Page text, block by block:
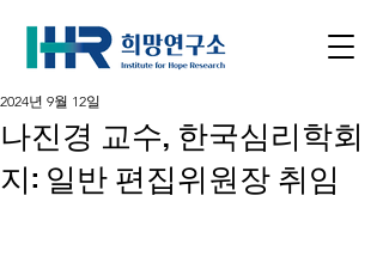
나진경 교수, 한국심리학회
지: 일반 편집위원장 취임
2024년 9월 12일